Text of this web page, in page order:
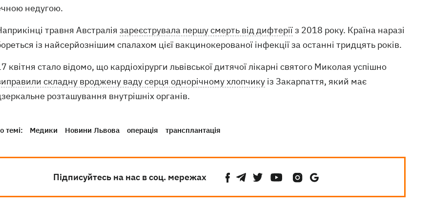
недугою.
травня Австралія зареєструвала першу смерть від дифтеріїз 2018 року. Країна наразі
із найсерйознішим спалахом цієї вакцинокерованої інфекції за останні тридцять років.
квітня стало відомо, що кардіохірурги львівської дитячої лікарні святого Миколая успішно
складну вроджену ваду серця однорічному хлопчику із Закарпаття, який має
розташування внутрішніх органів.
темі: Медики Новини Львова операція трансплантація
Підписуйтесь на нас в соц. мережах